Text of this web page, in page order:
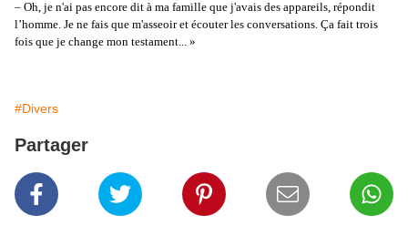
– Oh, je n'ai pas encore dit à ma famille que j'avais des appareils, répondit
l’homme. Je ne fais que m'asseoir et écouter les conversations. Ça fait trois
fois que je change mon testament... »
#Divers
Partager